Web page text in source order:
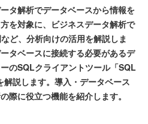
タ解析でデータベースから情報を
を対象に、ビジネスデータ解析で
ど、分析向けの活用を解説しま
タベースに接続する必要があるデ
のSQLクライアントツール「SQL
説します。導入・データベース
際に役立つ機能を紹介します。